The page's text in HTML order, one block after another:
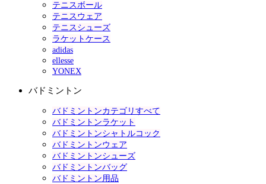
テニスボール
テニスウェア
テニスシューズ
ラケットケース
adidas
ellesse
YONEX
バドミントン
バドミントンカテゴリすべて
バドミントンラケット
バドミントンシャトルコック
バドミントンウェア
バドミントンシューズ
バドミントンバッグ
バドミントン用品